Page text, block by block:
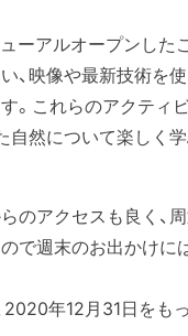
ーアルオープンした
、映像や最新技術を
。これらのアクティ
自然について楽しく
のアクセスも良く、
で週末のお出かけに
2020年12月31日をも